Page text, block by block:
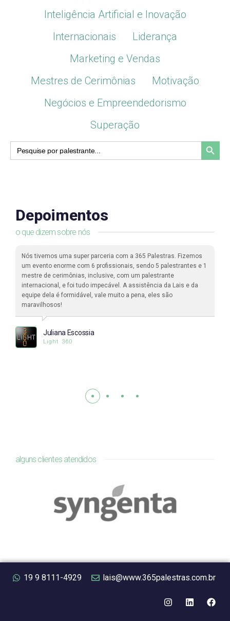
Inteligência Artificial e Inovação
Internacionais
Liderança
Marketing e Vendas
Mestres de Cerimônias
Motivação
Negócios e Empreendedorismo
Superação
Search
for:
Search Button
o que dizem sobre nós
Depoimentos
Nós tivemos uma super parceria com a 365 Palestras. Fizemos
um evento enorme com 6 profissionais, sendo 5 palestrantes e 1
mestre de cerimônias, inclusive, com um palestrante
internacional, e foi tudo impecável. A assistência da Lais e da
equipe dela é formidável, vale muito a pena, eles são
maravilhosos!
Juliana Escossia
Light 360
alguns clientes atendidos
19 9 8111-4929 lais@www.365palestras.com.br